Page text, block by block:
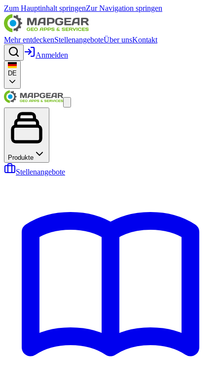
Zum Hauptinhalt springenZur Navigation springen
Mehr entdeckenStellenangeboteÜber unsKontakt
Anmelden
DE
Produkte
Stellenangebote